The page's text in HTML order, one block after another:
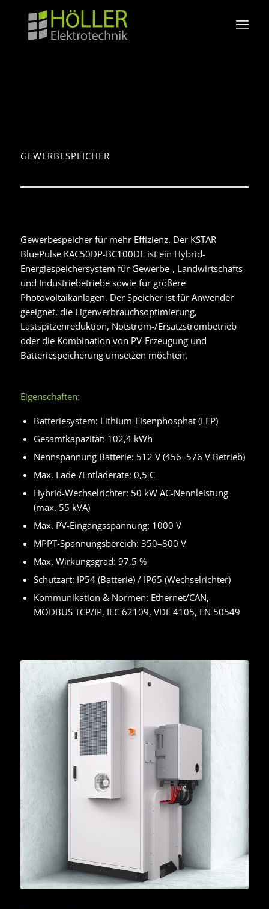
GEWERBESPEICHER
Gewerbespeicher für mehr Effizienz. Der KSTAR
BluePulse KAC50DP-BC100DE ist ein Hybrid-
Energiespeichersystem für Gewerbe-, Landwirtschafts-
und Industriebetriebe sowie für größere
Photovoltaikanlagen. Der Speicher ist für Anwender
geeignet, die Eigenverbrauchsoptimierung,
Lastspitzenreduktion, Notstrom-/Ersatzstrombetrieb
oder die Kombination von PV-Erzeugung und
Batteriespeicherung umsetzen möchten.
Eigenschaften:
Batteriesystem: Lithium-Eisenphosphat (LFP)
Gesamtkapazität: 102,4 kWh
Nennspannung Batterie: 512 V (456–576 V Betrieb)
Max. Lade-/Entladerate: 0,5 C
Hybrid-Wechselrichter: 50 kW AC-Nennleistung
(max. 55 kVA)
Max. PV-Eingangsspannung: 1000 V
MPPT-Spannungsbereich: 350–800 V
Max. Wirkungsgrad: 97,5 %
Schutzart: IP54 (Batterie) / IP65 (Wechselrichter)
Kommunikation & Normen: Ethernet/CAN,
MODBUS TCP/IP, IEC 62109, VDE 4105, EN 50549